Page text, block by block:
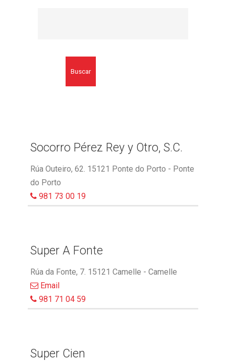
Buscar
Socorro Pérez Rey y Otro, S.C.
Rúa Outeiro, 62. 15121 Ponte do Porto - Ponte
do Porto
981 73 00 19
Super A Fonte
Rúa da Fonte, 7. 15121 Camelle - Camelle
Email
981 71 04 59
Super Cien